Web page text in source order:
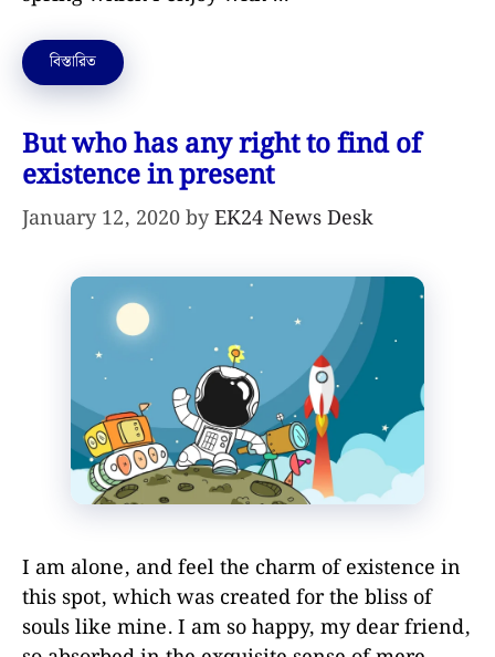
বিস্তারিত
But who has any right to find of
existence in present
January 12, 2020byEK24 News Desk
I am alone, and feel the charm of existence in
this spot, which was created for the bliss of
souls like mine. I am so happy, my dear friend,